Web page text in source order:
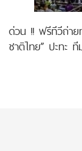
ด่วน !! ฟรีทีวีถ่า
ชาติไทย” ปะทะ